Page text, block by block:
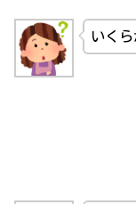
いく